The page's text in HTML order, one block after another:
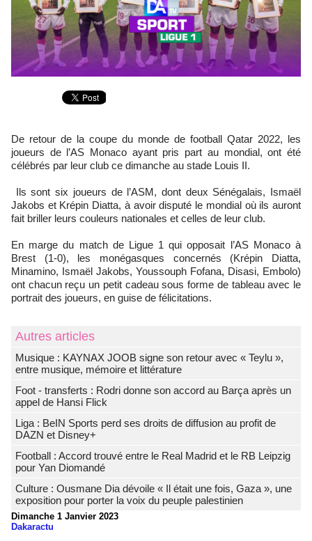
De retour de la coupe du monde de football Qatar 2022, les
joueurs de l’AS Monaco ayant pris part au mondial, ont été
célébrés par leur club ce dimanche au stade Louis II.
Ils sont six joueurs de l’ASM, dont deux Sénégalais, Ismaël
Jakobs et Krépin Diatta, à avoir disputé le mondial où ils auront
fait briller leurs couleurs nationales et celles de leur club.
En marge du match de Ligue 1 qui opposait l’AS Monaco à
Brest (1-0), les monégasques concernés (Krépin Diatta,
Minamino, Ismaël Jakobs, Youssouph Fofana, Disasi, Embolo)
ont chacun reçu un petit cadeau sous forme de tableau avec le
portrait des joueurs, en guise de félicitations.
Autres articles
Musique : KAYNAX JOOB signe son retour avec « Teylu »,
entre musique, mémoire et littérature
Foot - transferts : Rodri donne son accord au Barça après un
appel de Hansi Flick
Liga : BeIN Sports perd ses droits de diffusion au profit de
DAZN et Disney+
Football : Accord trouvé entre le Real Madrid et le RB Leipzig
pour Yan Diomandé
Culture : Ousmane Dia dévoile « Il était une fois, Gaza », une
exposition pour porter la voix du peuple palestinien
Dimanche 1 Janvier 2023
Dakaractu